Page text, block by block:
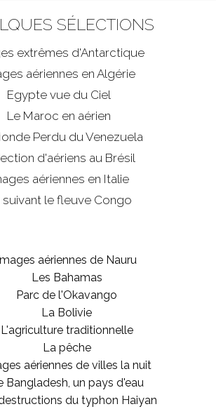
SÉLECTIONS
extrêmes d'Antarctique
aériennes en Algérie
Egypte vue du Ciel
Le Maroc en aérien
Perdu du Venezuela
d'aériens au Brésil
aériennes en Italie
suivant le fleuve Congo
Images aériennes de Nauru
Les Bahamas
Parc de l'Okavango
La Bolivie
L'agriculture traditionnelle
La pêche
aériennes de villes la nuit
Bangladesh, un pays d'eau
du typhon Haiyan